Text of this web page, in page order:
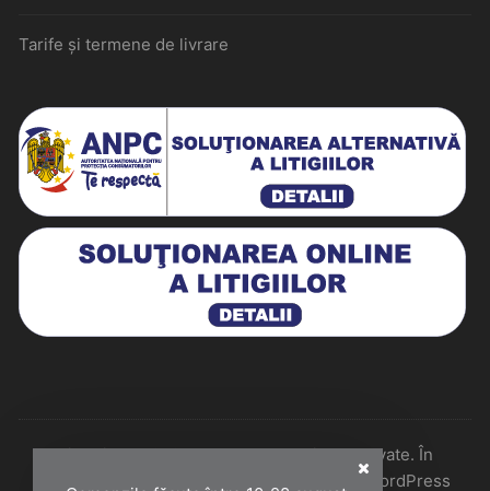
Tarife și termene de livrare
Historiarum 2026 - Toate drepturile rezervate. În
colaborare cu Perfect Pixel & Mentenanță WordPress